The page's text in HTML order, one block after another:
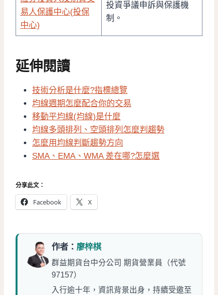
易人保護中心(投保
中心)
投資爭議申訴與保護機
制。
延伸閱讀
技術分析是什麼?指標總覽
均線週期怎麼配合你的交易
移動平均線(均線)是什麼
均線多頭排列、空頭排列怎麼判趨勢
怎麼用均線判斷趨勢方向
SMA、EMA、WMA 差在哪?怎麼選
分享此文：
Facebook X
作者： 廖梓棋
群益期貨台中分公司 期貨營業員（代號
97157）
入行逾十年，資訊背景出身，持續受邀至